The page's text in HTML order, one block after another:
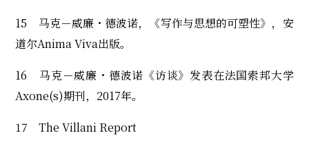
15 马克－威廉・德波诺，《写作与思想的可塑性》，安
道尔Anima Viva出版。
16 马克－威廉・德波诺《访谈》发表在法国索邦大学
Axone(s)期刊，2017年。
17 The Villani Report